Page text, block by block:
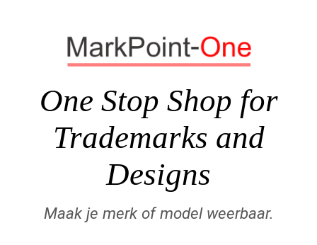
One Stop Shop for
Trademarks and
Designs
Maak je merk of model weerbaar.